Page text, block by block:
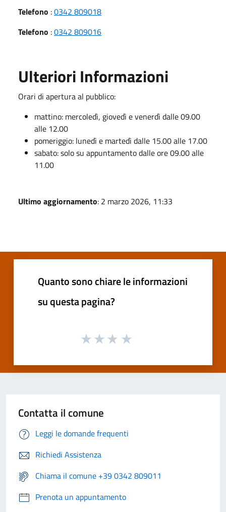
Telefono :0342 809018
Telefono :0342 809016
Ulteriori Informazioni
Orari di apertura al pubblico:
mattino: mercoledì, giovedì e venerdì dalle 09.00
alle 12.00
pomeriggio: lunedì e martedì dalle 15.00 alle 17.00
sabato: solo su appuntamento dalle ore 09.00 alle
11.00
Ultimo aggiornamento: 2 marzo 2026, 11:33
Quanto sono chiare le informazioni
su questa pagina?
Contatta il comune
Leggi le domande frequenti
Richiedi Assistenza
Chiama il comune +39 0342 809011
Prenota un appuntamento